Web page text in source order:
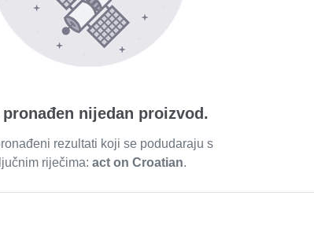
pronađen nijedan proizvod.
rezultati koji se podudaraju s
riječima: act on Croatian.